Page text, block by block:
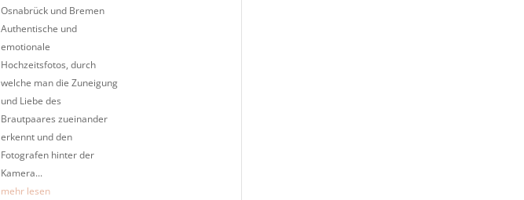
Osnabrück und Bremen
Authentische und
emotionale
Hochzeitsfotos, durch
welche man die Zuneigung
und Liebe des
Brautpaares zueinander
erkennt und den
Fotografen hinter der
Kamera...
mehr lesen